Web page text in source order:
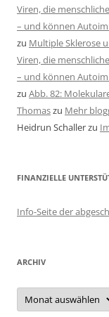
Viren, die
– und können
zu Multiple Sklerose
Viren, die
– und können
zu Abb. 82:
Thomaszu Mehr
Heidrun Schallerzu
FINANZIELLE
Info-Seite der
ARCHIV
Archiv